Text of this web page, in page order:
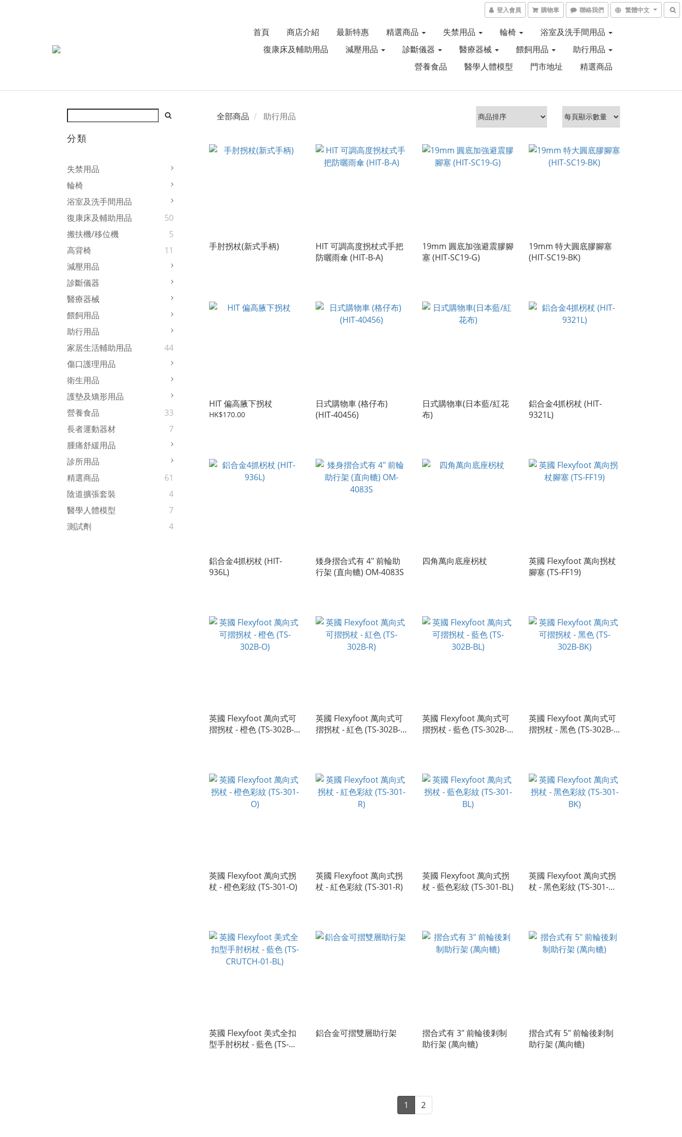
登入會員 購物車 聯絡我們 繁體中文
首頁 商店介紹 最新特惠 精選商品 失禁用品 輪椅
浴室及洗手間用品
復康床及輔助用品
減壓用品 診斷儀器 醫療器械 餵飼用品
助行用品
營養食品
醫學人體模型 門市地址 精選商品
分類
失禁用品
輪椅
浴室及洗手間用品
復康床及輔助用品
50
搬扶機/移位機
5
高背椅
11
減壓用品
診斷儀器
醫療器械
餵飼用品
助行用品
家居生活輔助用品
44
傷口護理用品
衛生用品
護墊及矯形用品
營養食品
33
長者運動器材
7
腫痛舒緩用品
診所用品
精選商品
61
陰道擴張套裝
4
醫學人體模型
7
測試劑
4
全部商品 助行用品
手肘拐杖(新式手柄)
HIT 可調高度拐杖式手把
防曬雨傘 (HIT-B-A)
19mm 圓底加強避震膠腳
塞 (HIT-SC19-G)
19mm 特大圓底膠腳塞
(HIT-SC19-BK)
HIT 偏高腋下拐杖
HK$170.00
日式購物車 (格仔布)
(HIT-40456)
日式購物車(日本藍/紅花
布)
鋁合金4抓柺杖 (HIT-
9321L)
鋁合金4抓柺杖 (HIT-
936L)
矮身摺合式有 4" 前輪助
行架 (直向轆) OM-4083S
四角萬向底座柺杖
英國 Flexyfoot 萬向拐杖
腳塞 (TS-FF19)
英國 Flexyfoot 萬向式可
摺拐杖 - 橙色 (TS-302B-
英國 Flexyfoot 萬向式可
摺拐杖 - 紅色 (TS-302B-
英國 Flexyfoot 萬向式可
摺拐杖 - 藍色 (TS-302B-
英國 Flexyfoot 萬向式可
摺拐杖 - 黑色 (TS-302B-
英國 Flexyfoot 萬向式拐
杖 - 橙色彩紋 (TS-301-O)
英國 Flexyfoot 萬向式拐
杖 - 紅色彩紋 (TS-301-R)
英國 Flexyfoot 萬向式拐
杖 - 藍色彩紋 (TS-301-BL)
英國 Flexyfoot 萬向式拐
杖 - 黑色彩紋 (TS-301-
英國 Flexyfoot 美式全扣
型手肘柺杖 - 藍色 (TS-
鋁合金可摺雙層助行架
摺合式有 3" 前輪後剎制
助行架 (萬向轆)
摺合式有 5" 前輪後剎制
助行架 (萬向轆)
1 2